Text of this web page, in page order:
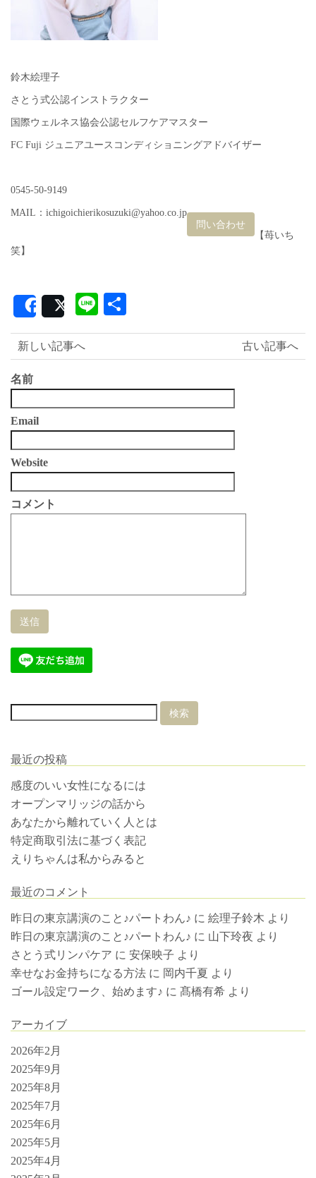
鈴木絵理子
さとう式公認インストラクター
国際ウェルネス協会公認セルフケアマスター
FC Fuji ジュニアユースコンディショニングアドバイザー
0545-50-9149
MAIL：ichigoichierikosuzuki@yahoo.co.jp
問い合わせ
【苺いち
笑】
SharePost Line
有
古い記事へ
新しい記事へ
名前
Email
Website
コメント
最近の投稿
感度のいい女性になるには
オープンマリッジの話から
あなたから離れていく人とは
特定商取引法に基づく表記
えりちゃんは私からみると
最近のコメント
昨日の東京講演のこと♪パートわん♪ に 絵理子鈴木 より
昨日の東京講演のこと♪パートわん♪ に 山下玲夜 より
さとう式リンパケア に 安保映子 より
幸せなお金持ちになる方法 に 岡内千夏 より
ゴール設定ワーク、始めます♪ に 髙橋有希 より
アーカイブ
2026年2月
2025年9月
2025年8月
2025年7月
2025年6月
2025年5月
2025年4月